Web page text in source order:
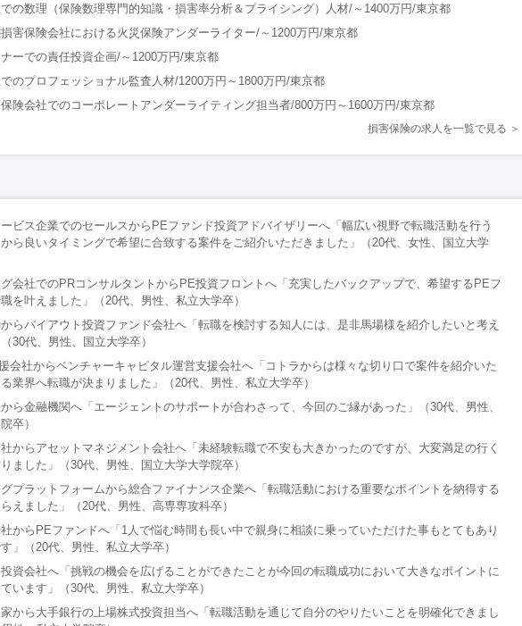
の数理（保険数理専門的知識・損害率分析＆プライシング）人材/～1400万円/東京都
害保険会社における火災保険アンダーライター/～1200万円/東京都
ーでの責任投資企画/～1200万円/東京都
のプロフェッショナル監査人材/1200万円～1800万円/東京都
険会社でのコーポレートアンダーライティング担当者/800万円～1600万円/東京都
損害保険の求人を一覧で見る
ビス企業でのセールスからPEファンド投資アドバイザリーへ「幅広い視野で転職活動を行う
ら良いタイミングで希望に合致する案件をご紹介いただきました」（20代、女性、国立大学
会社でのPRコンサルタントからPE投資フロントへ「充実したバックアップで、希望するPEフ
を叶えました」（20代、男性、私立大学卒）
らバイアウト投資ファンド会社へ「転職を検討する知人には、是非馬場様を紹介したいと考え
30代、男性、国立大学卒）
会社からベンチャーキャピタル運営支援会社へ「コトラからは様々な切り口で案件を紹介いた
業界へ転職が決まりました」（20代、男性、私立大学卒）
ら金融機関へ「エージェントのサポートが合わさって、今回のご縁があった」（30代、男性、
卒）
からアセットマネジメント会社へ「未経験転職で不安も大きかったのですが、大変満足の行く
ました」（30代、男性、国立大学大学院卒）
プラットフォームから総合ファイナンス企業へ「転職活動における重要なポイントを納得する
えました」（20代、男性、高専専攻科卒）
からPEファンドへ「1人で悩む時間も長い中で親身に相談に乗っていただけた事もとてもあり
」（20代、男性、私立大学卒）
資会社へ「挑戦の機会を広げることができたことが今回の転職成功において大きなポイントに
います」（30代、男性、私立大学卒）
から大手銀行の上場株式投資担当へ「転職活動を通じて自分のやりたいことを明確化できまし